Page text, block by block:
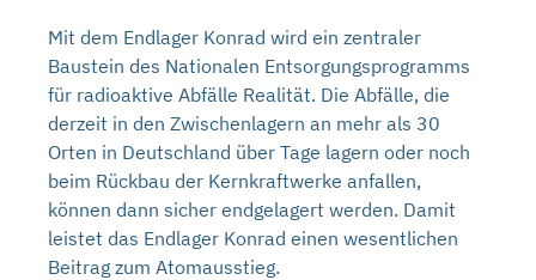
Mit dem Endlager Konrad wird ein zentraler
Baustein des Nationalen Entsorgungsprogramms
für radioaktive Abfälle Realität. Die Abfälle, die
derzeit in den Zwischenlagern an mehr als 30
Orten in Deutschland über Tage lagern oder noch
beim Rückbau der Kernkraftwerke anfallen,
können dann sicher endgelagert werden. Damit
leistet das Endlager Konrad einen wesentlichen
Beitrag zum Atomausstieg.